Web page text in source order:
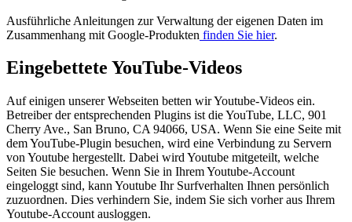
Ausführliche Anleitungen zur Verwaltung der eigenen Daten im
Zusammenhang mit Google-Produkten finden Sie hier.
Eingebettete YouTube-Videos
Auf einigen unserer Webseiten betten wir Youtube-Videos ein.
Betreiber der entsprechenden Plugins ist die YouTube, LLC, 901
Cherry Ave., San Bruno, CA 94066, USA. Wenn Sie eine Seite mit
dem YouTube-Plugin besuchen, wird eine Verbindung zu Servern
von Youtube hergestellt. Dabei wird Youtube mitgeteilt, welche
Seiten Sie besuchen. Wenn Sie in Ihrem Youtube-Account
eingeloggt sind, kann Youtube Ihr Surfverhalten Ihnen persönlich
zuzuordnen. Dies verhindern Sie, indem Sie sich vorher aus Ihrem
Youtube-Account ausloggen.